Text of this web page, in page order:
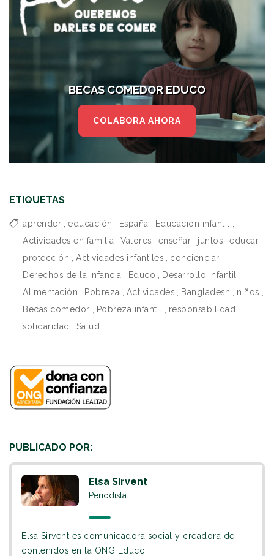
BECAS COMEDOR EDUCO
COLABORA AHORA
ETIQUETAS
aprender educación España Educación infantil
Actividades en familia
Valores enseñar juntos educar
protección
Actividades infantiles concienciar
Derechos de la Infancia
Educo Desarrollo infantil
Alimentación
Pobreza Actividades Bangladesh niños
Becas comedor
Pobreza infantil responsabilidad
solidaridad
Salud
PUBLICADO POR:
Elsa Sirvent
Periodista
Elsa Sirvent es comunicadora social y creadora de
contenidos en la ONG Educo.